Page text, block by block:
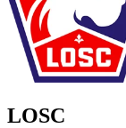
LOSC